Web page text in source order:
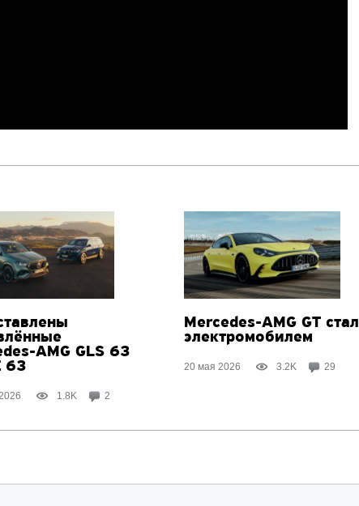
AMG GLS 63
63
1.8K 2
Mercedes-AMG GT стал
электромобилем
20 мая 2026 3.2K 29